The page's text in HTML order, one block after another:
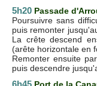
5h20 Passade
Poursuivre sans
puis remonter
La crête descend
(arête horizontale en
Remonter ensuite
puis descendre
6h45 Port de la